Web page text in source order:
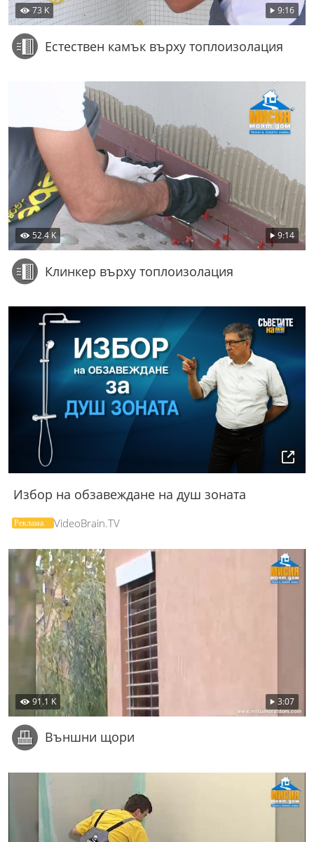
73 K 9:16
Естествен камък върху топлоизолация
52.4 K 9:14
Клинкер върху топлоизолация
Избор на обзавеждане на душ зоната
VideoBrain.TV
91.1 K 3:07
Външни щори